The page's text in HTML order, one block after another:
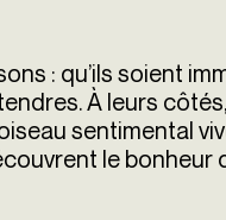
: qu’ils soient
À leurs
sentimental
le bonheur